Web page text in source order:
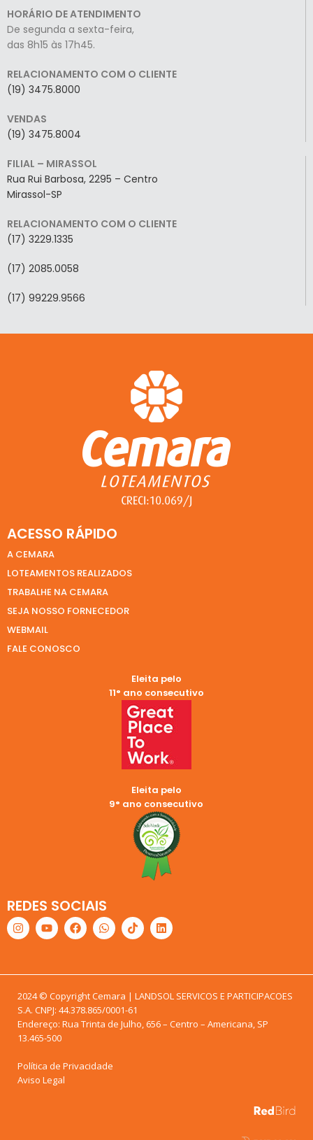
HORÁRIO DE ATENDIMENTO
De segunda a sexta-feira,
das 8h15 às 17h45.
RELACIONAMENTO COM O CLIENTE
(19) 3475.8000
VENDAS
(19) 3475.8004
FILIAL – MIRASSOL
Rua Rui Barbosa, 2295 – Centro
Mirassol-SP
RELACIONAMENTO COM O CLIENTE
(17) 3229.1335
(17) 2085.0058
(17) 99229.9566
ACESSO RÁPIDO
A CEMARA
LOTEAMENTOS REALIZADOS
TRABALHE NA CEMARA
SEJA NOSSO FORNECEDOR
WEBMAIL
FALE CONOSCO
Eleita pelo
11° ano consecutivo
Eleita pelo
9° ano consecutivo
REDES SOCIAIS
2024 © Copyright Cemara | LANDSOL SERVICOS E PARTICIPACOES
S.A. CNPJ: 44.378.865/0001-61
Endereço: Rua Trinta de Julho, 656 – Centro – Americana, SP
13.465-500
Política de Privacidade
Aviso Legal